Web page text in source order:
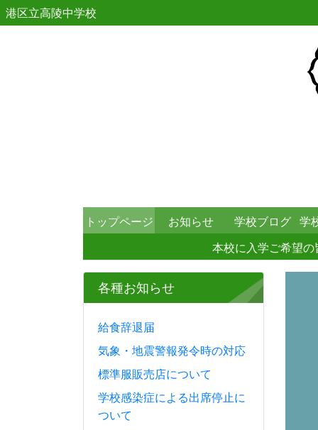
港区立高陵中学校
トップページ お知らせ 学校ブログ 学
本校に入学ご希望の
各種お知らせ
給食辞退届
気象・地震警報発令時の対応
標準服販売店について
学校感染症による出席停止に
ついて